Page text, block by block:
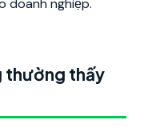
doanh nghiệp.
thường thấy